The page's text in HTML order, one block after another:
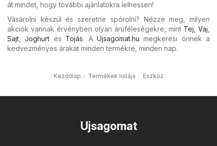
át mindet, hogy további ajánlatokra lelhessen!
Vásárolni készül és szeretne spórolni? Nézze meg, milyen
akciók vannak érvényben olyan áruféleségekre, mint Tej Vaj
Sajt ,Joghurt és Tojás. A Ujsagomat.hu megkeresi önnek a
kedvezményes árakat minden termékre, minden nap.
Kezdőlap Termékek listája Eszköz
Ujsagomat